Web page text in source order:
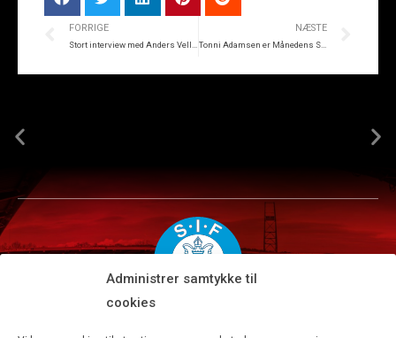
Administrer samtykke til
cookies
FORRIGE NÆSTE
Tonni Adamsen er Månedens Spiller i september